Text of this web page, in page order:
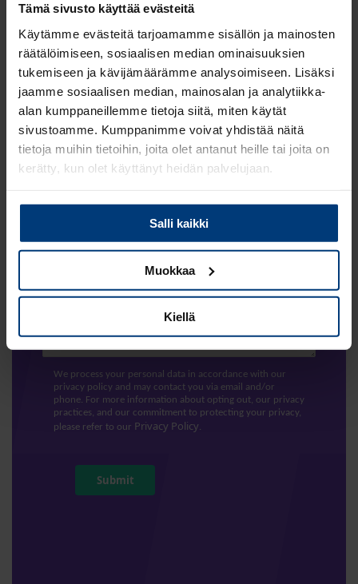
Tämä sivusto käyttää evästeitä
Käytämme evästeitä tarjoamamme sisällön ja mainosten
räätälöimiseen, sosiaalisen median ominaisuuksien
tukemiseen ja kävijämäärämme analysoimiseen. Lisäksi
jaamme sosiaalisen median, mainosalan ja analytiikka-
alan kumppaneillemme tietoja siitä, miten käytät
sivustoamme. Kumppanimme voivat yhdistää näitä
tietoja muihin tietoihin, joita olet antanut heille tai joita on
kerätty, kun olet käyttänyt heidän palvelujaan.
LueTietosuojaehdoistammelisää siitä keitä olemme,
miten voit ottaa meihin yhteyttä ja miten käsittelemme
henkilökohtaisia tietojasi.
Salli kaikki
Muokkaa
Kiellä
First name
Last name
Email
We process your personal data in accordance with our
privacy policy and may contact you via email and/or
phone. For more information about opting out, our privacy
practices, and our commitment to protecting your privacy,
please refer to our Privacy Policy.
Submit